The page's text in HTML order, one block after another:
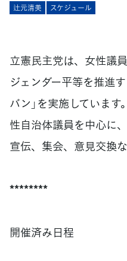
辻元清美
スケジュール
立憲民主党は、女性議
ジェンダー平等を推進
バン」を実施していま
性自治体議員を中心に
宣伝、集会、意見交換
********
開催済み日程